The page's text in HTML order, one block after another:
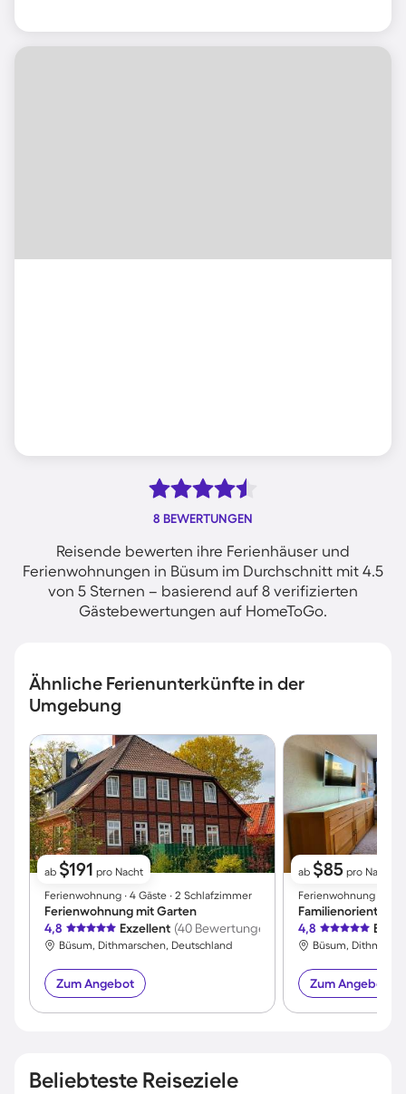
8 BEWERTUNGEN
Reisende bewerten ihre Ferienhäuser und
Ferienwohnungen in Büsum im Durchschnitt mit 4.5
von 5 Sternen – basierend auf 8 verifizierten
Gästebewertungen auf HomeToGo.
Ähnliche Ferienunterkünfte in der
Umgebung
ab $191 pro Nacht
Ferienwohnung ∙ 4 Gäste ∙ 2 Schlafzimmer
Ferienwohnung mit Garten
4,8
Exzellent (40 Bewertungen)
Büsum, Dithmarschen, Deutschland
Zum Angebot
ab $85 pro Nacht
Ferienwohnung ∙ 4
4,8
Büsum,
Zum Angebot
Beliebteste Reiseziele